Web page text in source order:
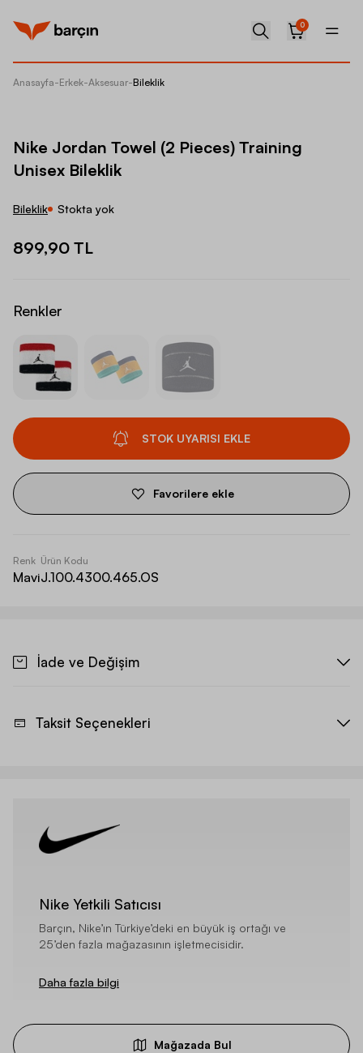
0
Anasayfa-Erkek-Aksesuar-Bileklik
Nike Jordan Towel (2 Pieces) Training
Unisex Bileklik
Bileklik Stokta yok
899,90 TL
Renkler
STOK UYARISI EKLE
Favorilere ekle
Renk
Mavi
Ürün Kodu
J.100.4300.465.OS
İade ve Değişim
Taksit Seçenekleri
Nike Yetkili Satıcısı
Barçın, Nike’ın Türkiye’deki en büyük iş ortağı ve
25’den fazla mağazasının işletmecisidir.
Daha fazla bilgi
Mağazada Bul